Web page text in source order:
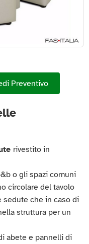
Preventivo
rivestito in
o gli spazi comuni
circolare del tavolo
sedute che in caso di
struttura per un
abete e pannelli di